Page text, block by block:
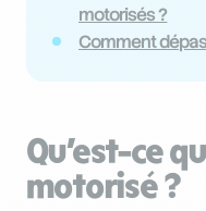
motorisés ?
Comment
Qu’est-ce
motorisé ?